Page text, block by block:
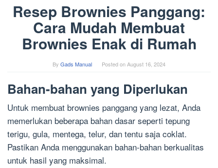
Resep Brownies Panggang:
Cara Mudah Membuat
Brownies Enak di Rumah
By Gads Manual Posted onAugust 16, 2024
Bahan-bahan yang Diperlukan
Untuk membuat brownies panggang yang lezat, Anda
memerlukan beberapa bahan dasar seperti tepung
terigu, gula, mentega, telur, dan tentu saja coklat.
Pastikan Anda menggunakan bahan-bahan berkualitas
untuk hasil yang maksimal.